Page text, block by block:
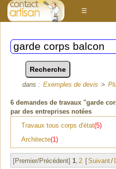
☰
dans : Exemples de devis >
6 demandes de travaux "garde
par des entreprises notées
Travaux tous corps d'état(5)
Architecte(1)
[Premier/Précédent] 1, 2 Suivant/